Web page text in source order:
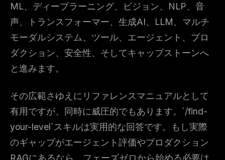
ML、ディープラーニング、ビジョン、NLP、音
声、トランスフォーマー、生成AI、LLM、マルチ
モーダルシステム、ツール、エージェント、プロ
ダクション、安全性、そしてキャップストーンへ
と進みます。
その広範さゆえにリファレンスマニュアルとして
有用ですが、同時に威圧的でもあります。`/find-
your-level`スキルは実用的な回答です。もし実際
のギャップがエージェント評価やプロダクション
RAGにあるなら、フェーズゼロから始める必要は